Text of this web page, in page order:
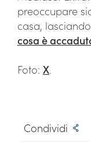
preoccupare
casa,
cosa è
Foto: X.
Condividi